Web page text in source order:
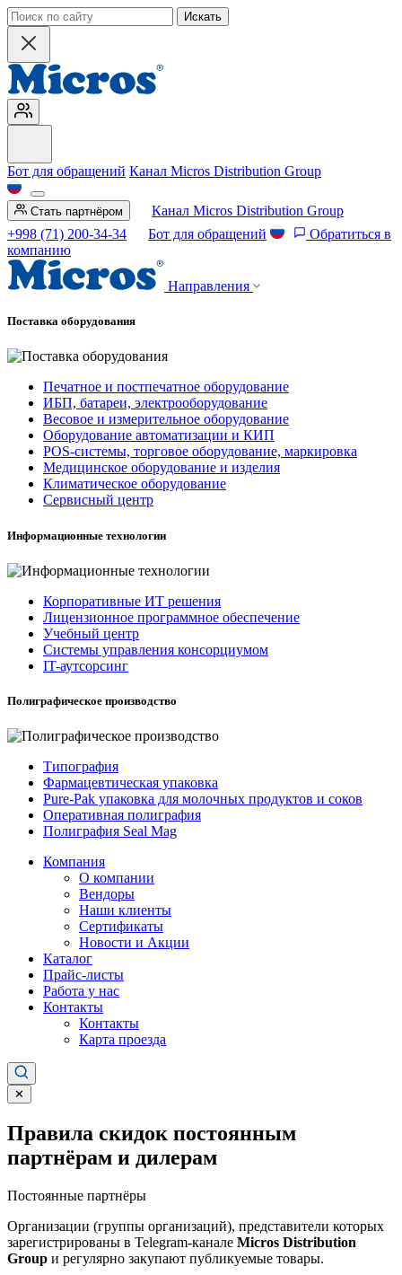
Искать
Бот для обращений Канал Micros Distribution Group
Стать партнёром
Канал Micros Distribution Group
+998 (71) 200-34-34
Бот для обращений
Обратиться в
компанию
Направления
Поставка оборудования
Печатное и постпечатное оборудование
ИБП, батареи, электрооборудование
Весовое и измерительное оборудование
Оборудование автоматизации и КИП
POS-системы, торговое оборудование, маркировка
Медицинское оборудование и изделия
Климатическое оборудование
Сервисный центр
Информационные технологии
Корпоративные ИТ решения
Лицензионное программное обеспечение
Учебный центр
Системы управления консорциумом
IT-аутсорсинг
Полиграфическое производство
Типография
Фармацевтическая упаковка
Pure-Pak упаковка для молочных продуктов и соков
Оперативная полиграфия
Полиграфия Seal Mag
Компания
О компании
Вендоры
Наши клиенты
Сертификаты
Новости и Акции
Каталог
Прайс-листы
Работа у нас
Контакты
Контакты
Карта проезда
✕
Правила скидок постоянным
партнёрам и дилерам
Постоянные партнёры
Организации (группы организаций), представители которых
зарегистрированы в Telegram-канале Micros Distribution
Group и регулярно закупают публикуемые товары.